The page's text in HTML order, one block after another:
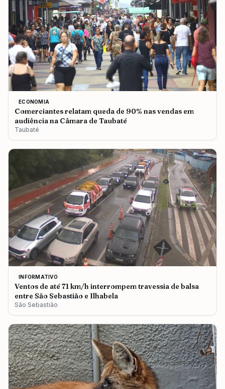
ECONOMIA
Comerciantes relatam queda de 90% nas vendas em
audiência na Câmara de Taubaté
Taubaté
INFORMATIVO
Ventos de até 71 km/h interrompem travessia de balsa
entre São Sebastião e Ilhabela
São Sebastião